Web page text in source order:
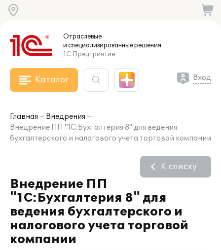
Отраслевые
и специализированныерешения
1С:Предприятие
Каталог Вход
Главная
Внедрения
Внедрение ПП "1С:Бухгалтерия 8" для ведения
бухгалтерского и налогового учета торговой компании
Внедрение ПП
"1С:Бухгалтерия 8" для
ведения бухгалтерского и
налогового учета торговой
компании
К списку